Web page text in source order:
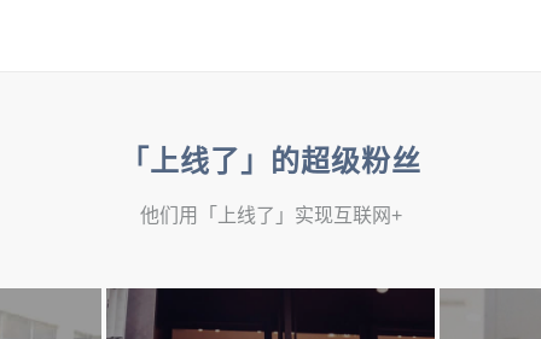
「上线了」的超级粉丝
他们用「上线了」实现互联网+